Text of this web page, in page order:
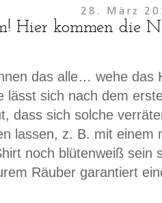
28. März
Hier kommen die
das alle… wehe das
lässt sich nach dem
dass sich solche
lassen, z. B. mit einem
noch blütenweiß sein
Räuber garantiert